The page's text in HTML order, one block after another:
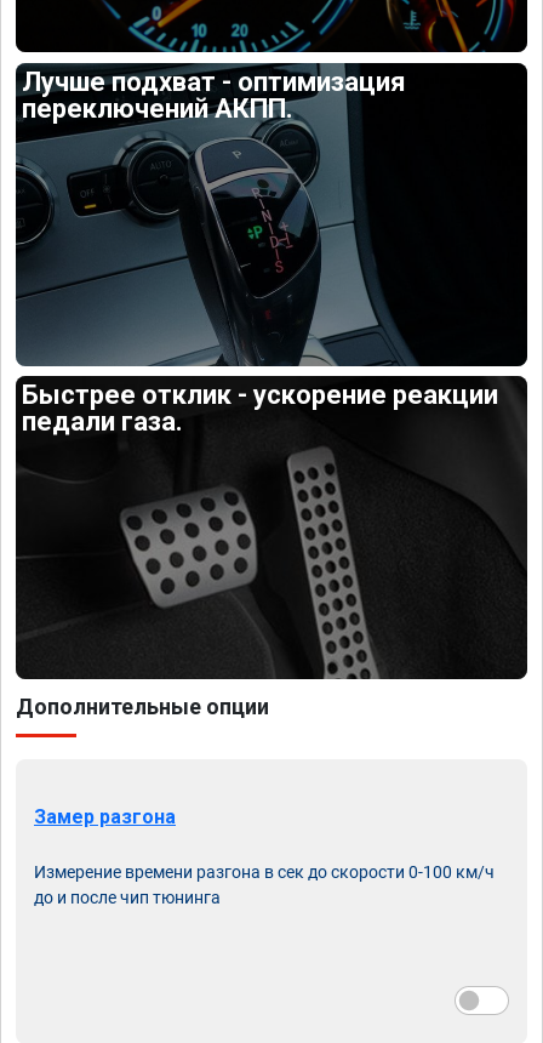
Лучше подхват - оптимизация
переключений АКПП.
Быстрее отклик - ускорение реакции
педали газа.
Дополнительные опции
Замер разгона
Измерение времени разгона в сек до скорости 0-100 км/ч
до и после чип тюнинга